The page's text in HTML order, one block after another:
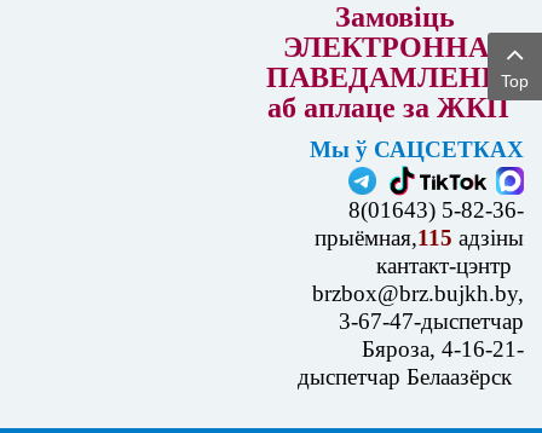
Замовіць
ЭЛЕКТРОННАЕ
ПАВЕДАМЛЕННЕ
аб аплаце за ЖКП
Мы ў САЦСЕТКАХ
8(01643) 5-82-36-
прыёмная,115 адзіны
кантакт-цэнтр
brzbox@brz.bujkh.by,
3-67-47-дыспетчар
Бяроза, 4-16-21-
дыспетчар Белаазёрск
Top